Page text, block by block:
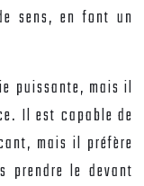
sens, en font un
puissante, mais il
Il est capable de
mais il préfère
prendre le devant